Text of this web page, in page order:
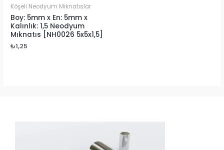
Köşeli Neodyum Mıknatıslar
Boy: 5mm x En: 5mm x
Kalınlık: 1,5 Neodyum
Mıknatıs [NH0026 5x5x1,5]
₺1,25